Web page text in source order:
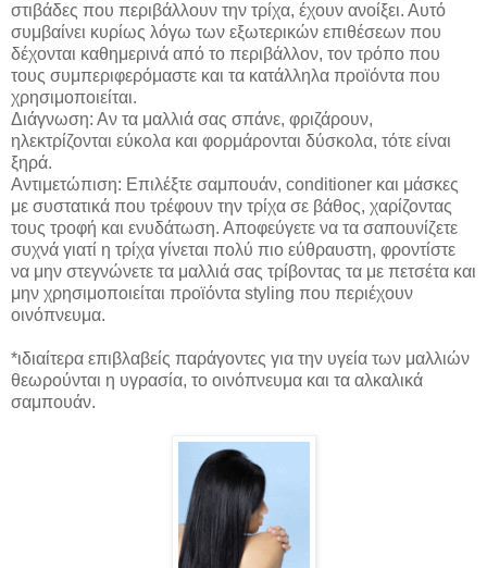
στιβάδες που περιβάλλουν την τρίχα, έχουν ανοίξει. Αυτό
συμβαίνει κυρίως λόγω των εξωτερικών επιθέσεων που
δέχονται καθημερινά από το περιβάλλον, τον τρόπο που
τους συμπεριφερόμαστε και τα κατάλληλα προϊόντα που
χρησιμοποιείται.
Διάγνωση: Αν τα μαλλιά σας σπάνε, φριζάρουν,
ηλεκτρίζονται εύκολα και φορμάρονται δύσκολα, τότε είναι
ξηρά.
Αντιμετώπιση: Επιλέξτε σαμπουάν, conditioner και μάσκες
με συστατικά που τρέφουν την τρίχα σε βάθος, χαρίζοντας
τους τροφή και ενυδάτωση. Αποφεύγετε να τα σαπουνίζετε
συχνά γιατί η τρίχα γίνεται πολύ πιο εύθραυστη, φροντίστε
να μην στεγνώνετε τα μαλλιά σας τρίβοντας τα με πετσέτα και
μην χρησιμοποιείται προϊόντα styling που περιέχουν
οινόπνευμα.
*ιδιαίτερα επιβλαβείς παράγοντες για την υγεία των μαλλιών
θεωρούνται η υγρασία, το οινόπνευμα και τα αλκαλικά
σαμπουάν.